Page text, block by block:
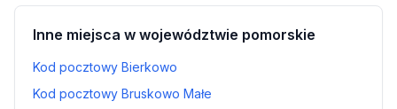
Inne miejsca w województwie pomorskie
Kod pocztowy Bierkowo
Kod pocztowy Bruskowo Małe